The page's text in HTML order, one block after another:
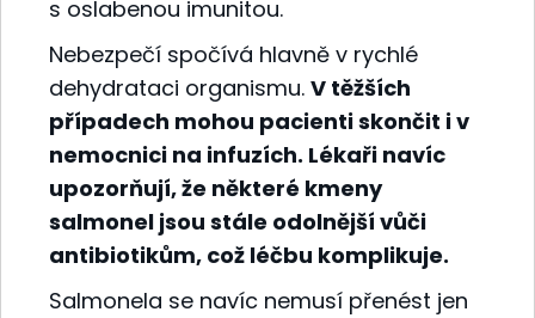
s oslabenou imunitou.
Nebezpečí spočívá hlavně v rychlé
dehydrataci organismu. V těžších
případech mohou pacienti skončit i v
nemocnici na infuzích. Lékaři navíc
upozorňují, že některé kmeny
salmonel jsou stále odolnější vůči
antibiotikům, což léčbu komplikuje.
Salmonela se navíc nemusí přenést jen